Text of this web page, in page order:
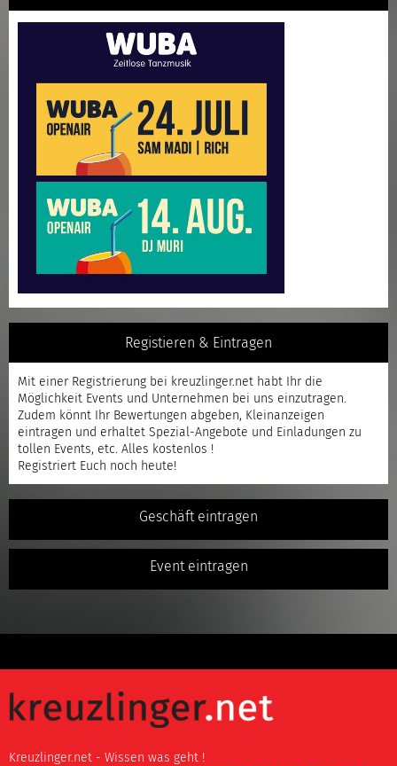
Registieren & Eintragen
Mit einer Registrierung bei kreuzlinger.net habt Ihr die
Möglichkeit Events und Unternehmen bei uns einzutragen.
Zudem könnt Ihr Bewertungen abgeben, Kleinanzeigen
eintragen und erhaltet Spezial-Angebote und Einladungen zu
tollen Events, etc. Alles kostenlos !
Registriert Euch noch heute!
Geschäft eintragen
Event eintragen
Kreuzlinger.net - Wissen was geht !